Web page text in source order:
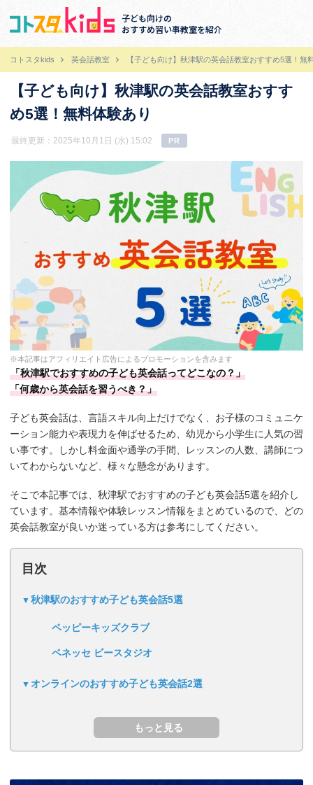
子ども向けの
おすすめ習い事教室を紹介
コトスタkids 英会話教室 【子ども向け】秋津駅の英会話教室おすすめ5選！無
【子ども向け】秋津駅の英会話教室おすす
め5選！無料体験あり
最終更新：2025年10月1日 (水) 15:02 PR
※本記事はアフィリエイト広告によるプロモーションを含みます
「秋津駅でおすすめの子ども英会話ってどこなの？」
「何歳から英会話を習うべき？」
子ども英会話は、言語スキル向上だけでなく、お子様のコミュニケ
ーション能力や表現力を伸ばせるため、幼児から小学生に人気の習
い事です。しかし料金面や通学の手間、レッスンの人数、講師につ
いてわからないなど、様々な懸念があります。
そこで本記事では、秋津駅でおすすめの子ども英会話5選を紹介し
ています。基本情報や体験レッスン情報をまとめているので、どの
英会話教室が良いか迷っている方は参考にしてください。
目次
秋津駅のおすすめ子ども英会話5選
ペッピーキッズクラブ
ベネッセ ビースタジオ
オンラインのおすすめ子ども英会話2選